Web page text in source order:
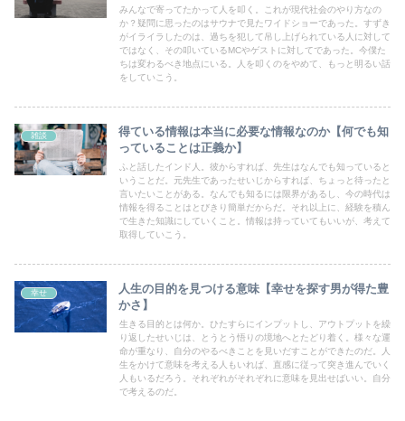
みんなで寄ってたかって人を叩く。これが現代社会のやり方なの
か？疑問に思ったのはサウナで見たワイドショーであった。すずき
がイライラしたのは、過ちを犯して吊し上げられている人に対して
ではなく、その叩いているMCやゲストに対してであった。今僕た
ちは変わるべき地点にいる。人を叩くのをやめて、もっと明るい話
をしていこう。
雑談
得ている情報は本当に必要な情報なのか【何でも知
っていることは正義か】
ふと話したインド人。彼からすれば、先生はなんでも知っていると
いうことだ。元先生であったせいじからすれば、ちょっと待ったと
言いたいことがある。なんでも知るには限界があるし、今の時代は
情報を得ることはとびきり簡単だからだ。それ以上に、経験を積ん
で生きた知識にしていくこと。情報は持っていてもいいが、考えて
取得していこう。
幸せ
人生の目的を見つける意味【幸せを探す男が得た豊
かさ】
生きる目的とは何か。ひたすらにインプットし、アウトプットを繰
り返したせいじは、とうとう悟りの境地へとたどり着く。様々な運
命が重なり、自分のやるべきことを見いだすことができたのだ。人
生をかけて意味を考える人もいれば、直感に従って突き進んでいく
人もいるだろう。それぞれがそれぞれに意味を見出せばいい。自分
で考えるのだ。